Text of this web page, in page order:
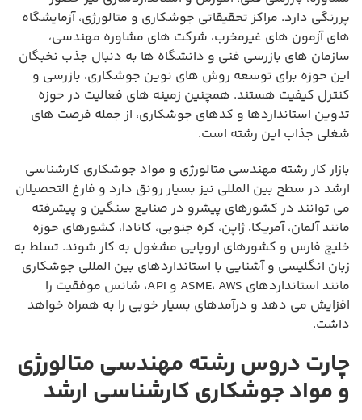
پررنگی دارد. مراکز تحقیقاتی جوشکاری و متالورژی، آزمایشگاه
های آزمون های غیرمخرب، شرکت های مشاوره مهندسی،
سازمان های بازرسی فنی و دانشگاه ها به دنبال جذب نخبگان
این حوزه برای توسعه روش های نوین جوشکاری، بازرسی و
کنترل کیفیت هستند. همچنین زمینه های فعالیت در حوزه
تدوین استانداردها و کدهای جوشکاری، از جمله فرصت های
شغلی جذاب این رشته است.
بازار کار رشته مهندسی متالورژی و مواد جوشکاری کارشناسی
ارشد در سطح بین المللی نیز بسیار رونق دارد و فارغ التحصیلان
می توانند در کشورهای پیشرو در صنایع سنگین و پیشرفته
مانند آلمان، آمریکا، ژاپن، کره جنوبی، کانادا، کشورهای حوزه
خلیج فارس و کشورهای اروپایی مشغول به کار شوند. تسلط به
زبان انگلیسی و آشنایی با استانداردهای بین المللی جوشکاری
مانند استانداردهای ASME، AWS و API، شانس موفقیت را
افزایش می دهد و درآمدهای بسیار خوبی را به همراه خواهد
داشت.
چارت دروس رشته مهندسی متالورژی
و مواد جوشکاری کارشناسی ارشد